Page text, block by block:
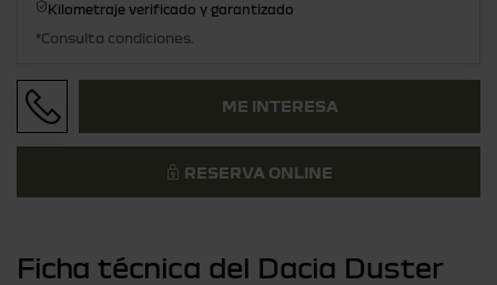
Kilometraje verificado y garantizado
*Consulta condiciones.
ME INTERESA
RESERVA ONLINE
Ficha técnica del Dacia Duster